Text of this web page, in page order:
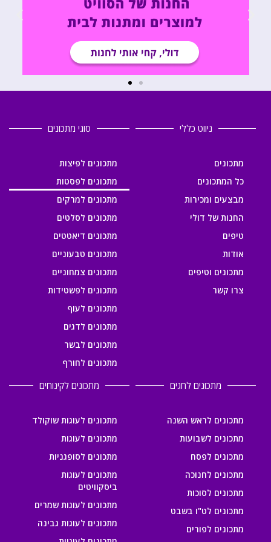
ניווט כללי
מתכונים
כל המתכונים
מבצעים ומכירות
החנות של דולי
טיפים
אודות
מתכונים וטיפים
צרו קשר
סוגי מתכונים
מתכונים לפיצות
מתכונים לפסטות
מתכונים למרקים
מתכונים לסלטים
מתכונים דיאטטים
מתכונים טבעוניים
מתכונים צמחוניים
מתכונים לפשטידות
מתכונים לעוף
מתכונים לדגים
מתכונים לבשר
מתכונים לחורף
מתכונים לחגים
מתכונים לראש השנה
מתכונים לשבועות
מתכונים לפסח
מתכונים לחנוכה
מתכונים לסוכות
מתכונים לט"ו בשבט
מתכונים לפורים
מתכונים לקינוחים
מתכונים לעוגות שוקולד
מתכונים לעוגות
מתכונים לסופגניות
מתכונים לעוגות
ביסקוויטים
מתכונים לעוגות שמרים
מתכונים לעוגות גבינה